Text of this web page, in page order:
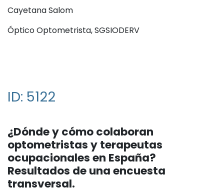
Cayetana Salom
Óptico Optometrista, SGSIODERV
ID: 5122
¿Dónde y cómo colaboran
optometristas y terapeutas
ocupacionales en España?
Resultados de una encuesta
transversal.